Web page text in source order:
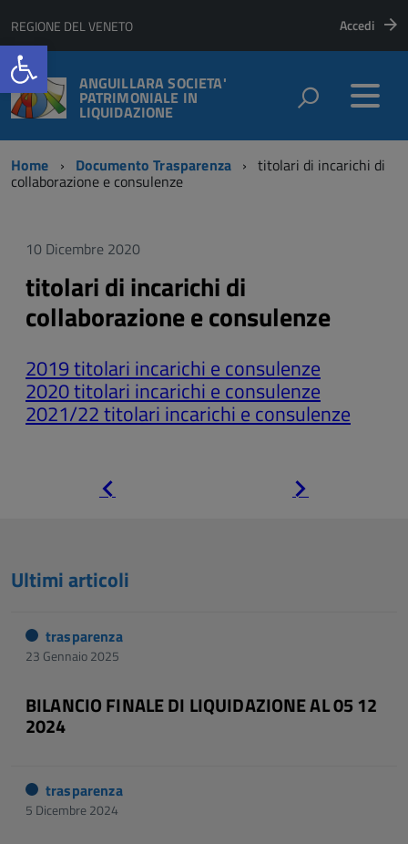
Open toolbar
REGIONE DEL VENETO Accedi
ANGUILLARA SOCIETA'
PATRIMONIALE IN
LIQUIDAZIONE
Home Documento Trasparenza titolari di incarichi di
collaborazione e consulenze
10 Dicembre 2020
titolari di incarichi di
collaborazione e consulenze
2019 titolari incarichi e consulenze
2020 titolari incarichi e consulenze
2021/22 titolari incarichi e consulenze
Ultimi articoli
trasparenza
23 Gennaio 2025
BILANCIO FINALE DI LIQUIDAZIONE AL 05 12
2024
trasparenza
5 Dicembre 2024